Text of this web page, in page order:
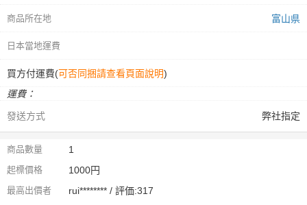
商品所在地 富山県
日本當地運費
買方付運費(可否同捆請查看頁面說明)
運費：
發送方式
弊社指定
商品數量 1
起標價格 1000円
最高出價者 rui******** / 評価:317